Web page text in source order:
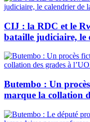
CIJ : la RDC et le
bataille judiciaire, le
Butembo : Un
marque la collation